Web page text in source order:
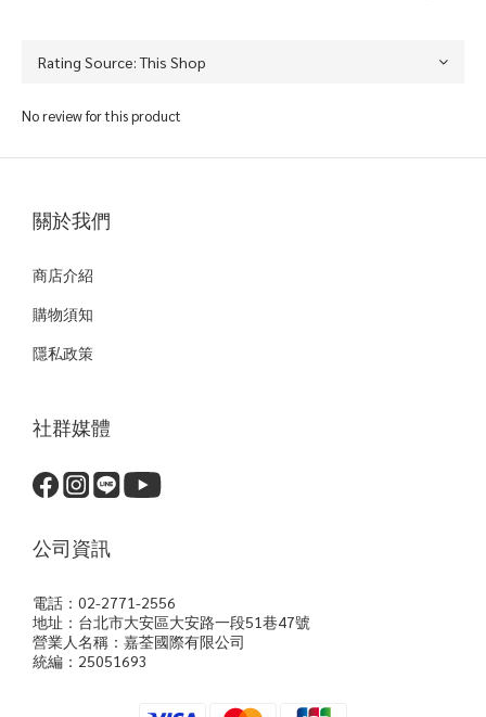
No review for this product
關於我們
商店介紹
購物須知
隱私政策
社群媒體
公司資訊
電話：02-2771-2556
地址：台北市大安區大安路一段51巷47號
營業人名稱：嘉荃國際有限公司
統編：25051693